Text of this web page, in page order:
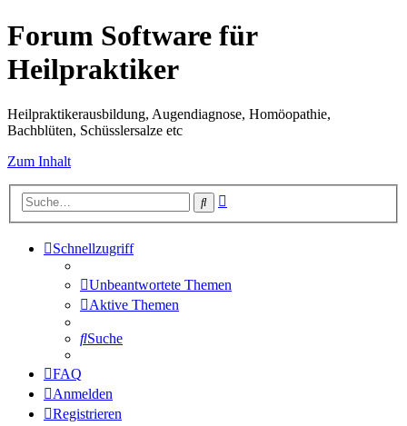
Forum Software für
Heilpraktiker
Heilpraktikerausbildung, Augendiagnose, Homöopathie,
Bachblüten, Schüsslersalze etc
Zum Inhalt
Suche
Schnellzugriff
Unbeantwortete Themen
Aktive Themen
Suche
FAQ
Anmelden
Registrieren